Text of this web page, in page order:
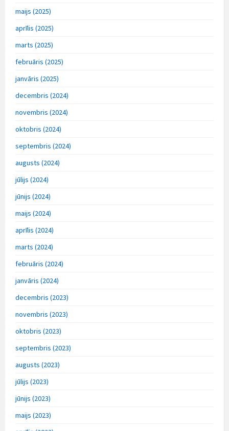
maijs (2025)
aprīlis (2025)
marts (2025)
februāris (2025)
janvāris (2025)
decembris (2024)
novembris (2024)
oktobris (2024)
septembris (2024)
augusts (2024)
jūlijs (2024)
jūnijs (2024)
maijs (2024)
aprīlis (2024)
marts (2024)
februāris (2024)
janvāris (2024)
decembris (2023)
novembris (2023)
oktobris (2023)
septembris (2023)
augusts (2023)
jūlijs (2023)
jūnijs (2023)
maijs (2023)